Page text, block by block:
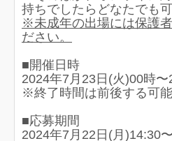
持ちでしたらどなたでも可
※未成年の出場には保護
ださい。
■開催日時
2024年7月23日(火)00時〜
※終了時間は前後する可能
■応募期間
2024年7月22日(月)14:30